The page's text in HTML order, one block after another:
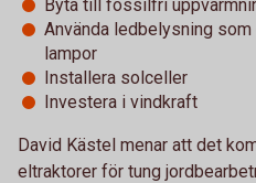
Byta till fossilfri
Använda ledbelysning
lampor
Installera solceller
Investera i vindkraft
David Kästel menar att det
eltraktorer för tung